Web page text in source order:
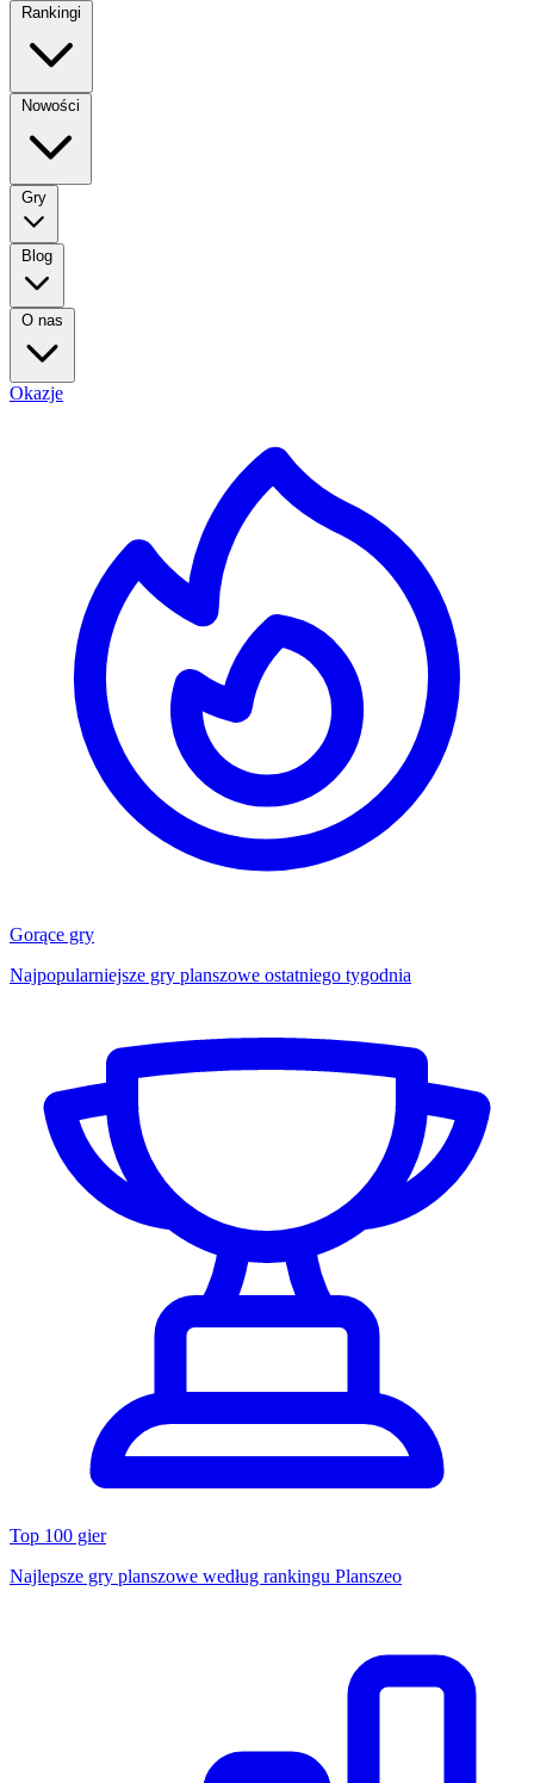
Rankingi
Nowości
Gry
Blog
O nas
Okazje
Gorące gry
Najpopularniejsze gry planszowe ostatniego tygodnia
Top 100 gier
Najlepsze gry planszowe według rankingu Planszeo